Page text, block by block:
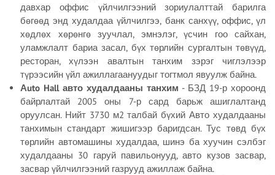
давхар оффис үйлчилгээний зориулалттай барилга
бөгөөд энд худалдаа үйлчилгээ, банк санхүү, оффис, үл
хөдлөх хөрөнгө зуучлал, эмнэлэг, үсчин гоо сайхан,
уламжлалт бариа засал, бүх төрлийн сургалтын төвүүд,
ресторан, хүлээн авалтын танхим зэрэг чиглэлээр
түрээсийн үйл ажиллагаануудыг тогтмол явуулж байна.
Аuto Hall авто худалдааны танхим - БЗД 19-р хороонд
байрлалтай 2005 оны 7-р сард барьж ашиглалтанд
оруулсан. Нийт 3730 м2 талбай бүхий Авто худалдааны
танхимын стандарт жишигээр баригдсан. Тус төвд бүх
төрлийн автомашины худалдаа, шинэ ба хуучин сэлбэг
худалдааны 30 гаруй павильонууд, авто кузов засвар,
засвар үйлчилгээний газрууд ажиллаж байна.